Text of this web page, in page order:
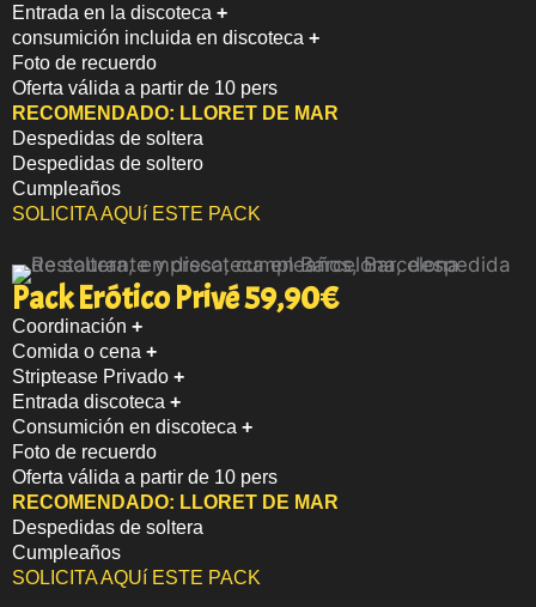
Entrada en la discoteca +
consumición incluida en discoteca +
Foto de recuerdo
Oferta válida a partir de 10 pers
RECOMENDADO: LLORET DE MAR
Despedidas de soltera
Despedidas de soltero
Cumpleaños
SOLICITA AQUí ESTE PACK
Pack Erótico Privé 59,90€
Coordinación +
Comida o cena +
Striptease Privado +
Entrada discoteca +
Consumición en discoteca +
Foto de recuerdo
Oferta válida a partir de 10 pers
RECOMENDADO: LLORET DE MAR
Despedidas de soltera
Cumpleaños
SOLICITA AQUí ESTE PACK